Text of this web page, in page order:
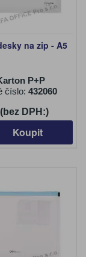
na zip - A5
P+P
číslo: 432060
DPH:)
Koupit